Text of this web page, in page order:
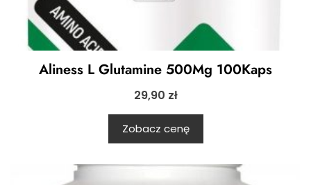
Aliness L Glutamine 500Mg 100Kaps
29,90 zł
Zobacz cenę